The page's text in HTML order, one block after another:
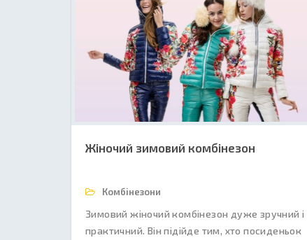
Жіночий зимовий комбінезон
Комбінезони
Зимовий жіночий комбінезон дуже зручний і
практичний. Він підійде тим, хто посиденьок